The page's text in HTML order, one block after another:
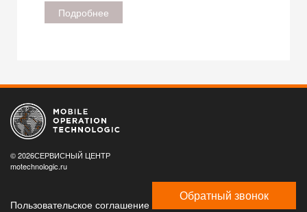
Подробнее
© 2026СЕРВИСНЫЙ ЦЕНТР
motechnologic.ru
Пользовательское соглашение
Обратный звонок